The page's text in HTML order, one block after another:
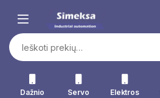
Ieškoti:
Dažnio
Servo
Elektros